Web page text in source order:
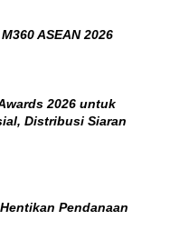
ASEAN 2026
2026 untuk
Distribusi Siaran
Pendanaan